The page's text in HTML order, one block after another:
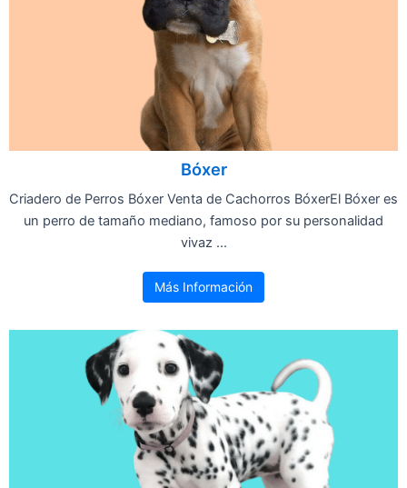
Bóxer
Criadero de Perros Bóxer Venta de Cachorros BóxerEl Bóxer es
un perro de tamaño mediano, famoso por su personalidad
vivaz ...
Más Información